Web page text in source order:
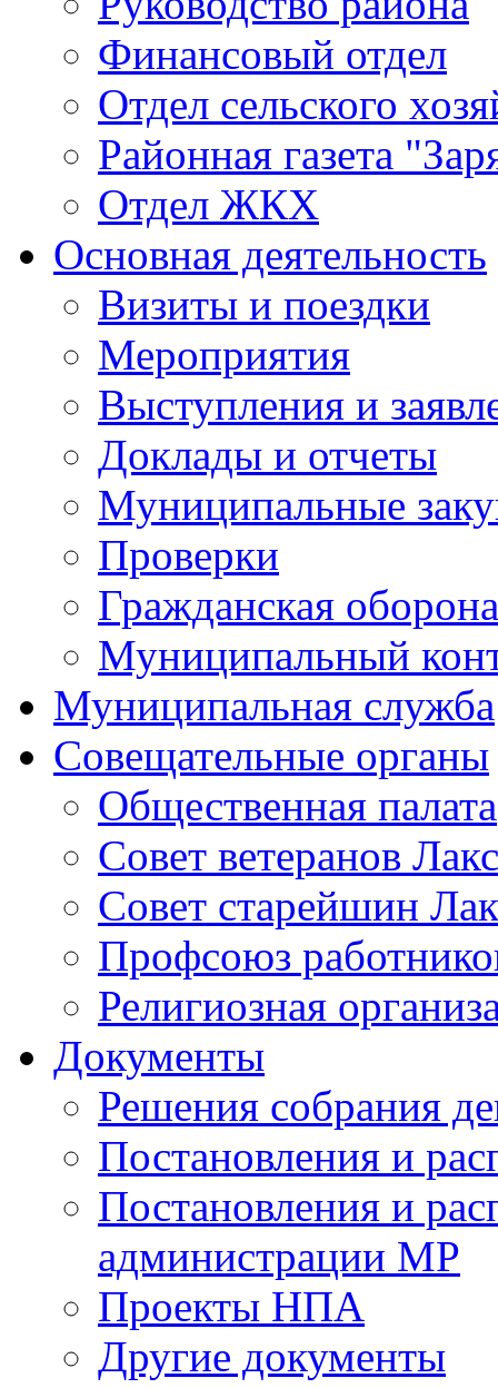
Финансовый отдел
Отдел сельского
Районная газета
Отдел ЖКХ
Основная деятельность
Визиты и поездки
Мероприятия
Выступления и
Доклады и отчеты
Муниципальные
Проверки
Гражданская
Муниципальный
Муниципальная служба
Совещательные органы
Общественная палата
Совет ветеранов
Совет старейшин
Профсоюз
Религиозная
Документы
Решения собрания
Постановления и
Постановления и
администрации МР
Проекты НПА
Другие документы